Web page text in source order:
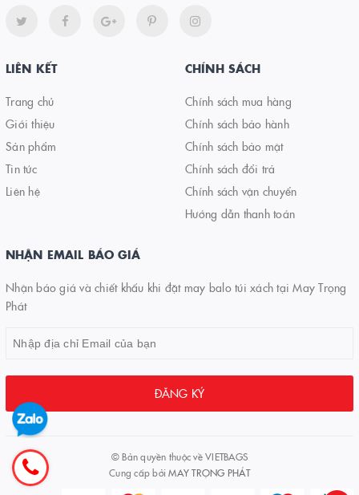
LIÊN KẾT
Trang chủ
Giới thiệu
Sản phẩm
Tin tức
Liên hệ
CHÍNH SÁCH
Chính sách mua hàng
Chính sách bảo hành
Chính sách bảo mật
Chính sách đổi trả
Chính sách vận chuyển
Hướng dẫn thanh toán
NHẬN EMAIL BÁO GIÁ
Nhận báo giá và chiết khấu khi đặt may balo túi xách tại May Trọng
Phát
ĐĂNG KÝ
© Bản quyền thuộc vềVIETBAGS
Cung cấp bởiMAY TRỌNG PHÁT